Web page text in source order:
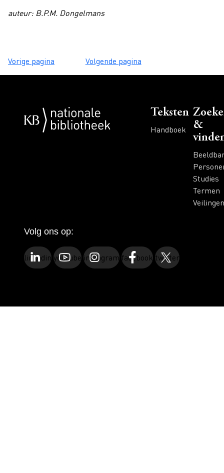
auteur: B.P.M. Dongelmans
Vorige pagina Volgende pagina
Voet
Teksten
Handboek
&
Studies
Termen
Veilingen
Volg ons op:
linkedinyoutubeinstagramfacebooktwitter